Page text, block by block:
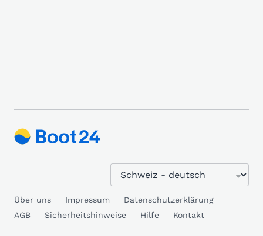
Über uns Impressum
Datenschutzerklärung
AGB
Sicherheitshinweise Hilfe Kontakt